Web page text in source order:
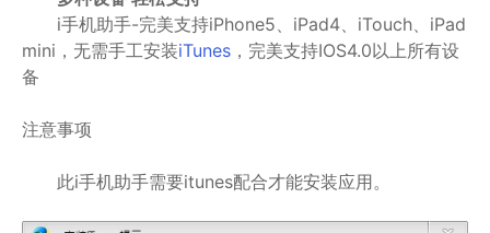
i手机助手-完美支持iPhone5、iPad4、iTouch、iPad
mini，无需手工安装iTunes ，完美支持IOS4.0以上所有设
备
注意事项
此i手机助手需要itunes配合才能安装应用。